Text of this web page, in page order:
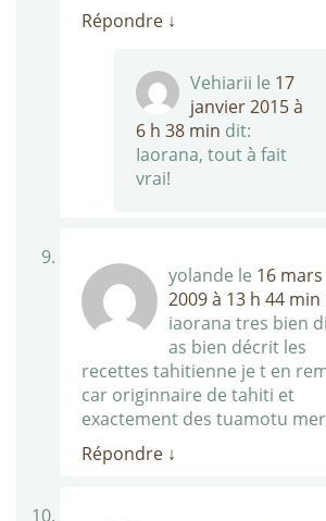
Répondre ↓
Vehiarii le 17
janvier 2015 à
6 h 38 min dit:
Iaorana, tout à fait
vrai!
yolande le 16 mars
2009 à 13 h 44 min
iaorana tres bien
as bien décrit les
recettes tahitienne je t en
car originnaire de tahiti et
exactement des tuamotu
Répondre ↓